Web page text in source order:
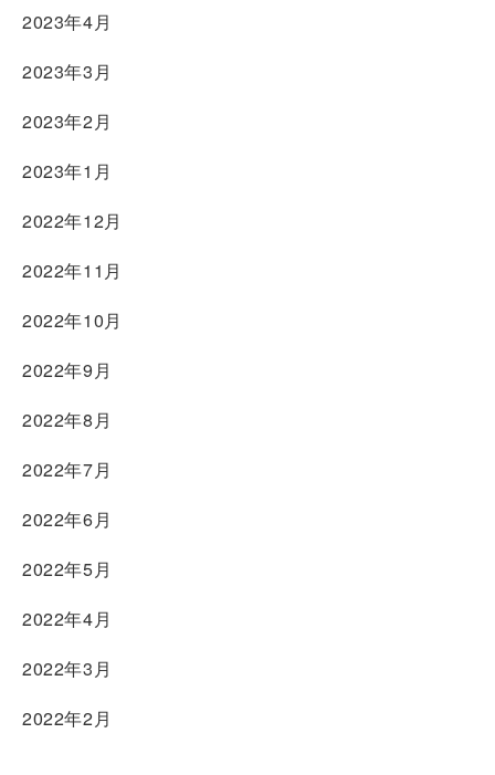
2023年4月
2023年3月
2023年2月
2023年1月
2022年12月
2022年11月
2022年10月
2022年9月
2022年8月
2022年7月
2022年6月
2022年5月
2022年4月
2022年3月
2022年2月